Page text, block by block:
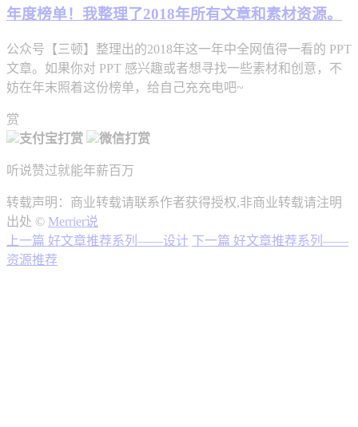
年度榜单！我整理了2018年所有文章和素材资源。
公众号【三顿】整理出的2018年这一年中全网值得一看的 PPT
文章。如果你对 PPT 感兴趣或者想寻找一些素材和创意，不
妨在年末照着这份榜单，给自己充充电吧~
赏
支付宝打赏
微信打赏
听说赞过就能年薪百万
转载声明：商业转载请联系作者获得授权,非商业转载请注明
出处 © Merrier说
上一篇 好文章推荐系列——设计 下一篇 好文章推荐系列——
资源推荐